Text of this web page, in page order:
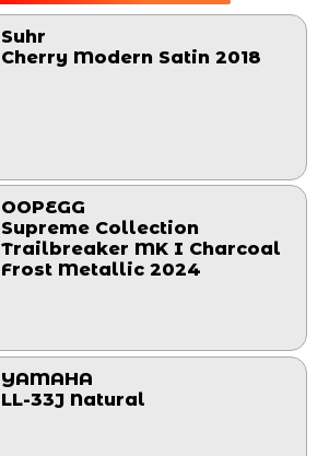
Suhr
Cherry Modern Satin 2018
OOPEGG
Supreme Collection
Trailbreaker MK I Charcoal
Frost Metallic 2024
YAMAHA
LL-33J Natural